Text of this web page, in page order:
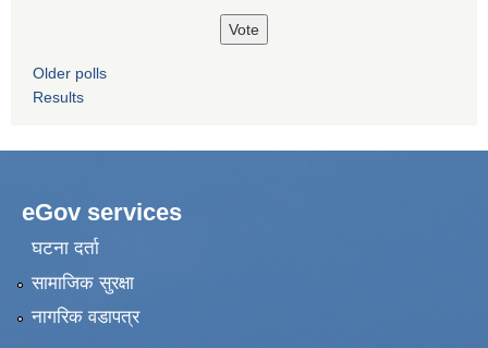
Older polls
Results
eGov services
घटना दर्ता
सामाजिक सुरक्षा
नागरिक वडापत्र